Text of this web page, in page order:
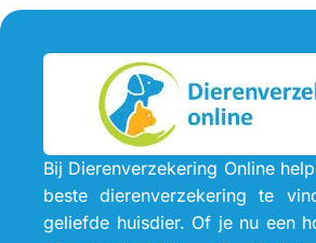
Bij Dierenverzekering Online
beste dierenverzekering te
geliefde huisdier. Of je nu een